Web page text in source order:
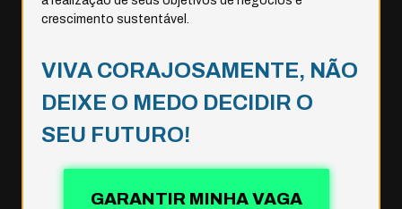
crescimento sustentável.
VIVA CORAJOSAMENTE, NÃO
DEIXE O MEDO DECIDIR O
SEU FUTURO!
GARANTIR MINHA VAGA